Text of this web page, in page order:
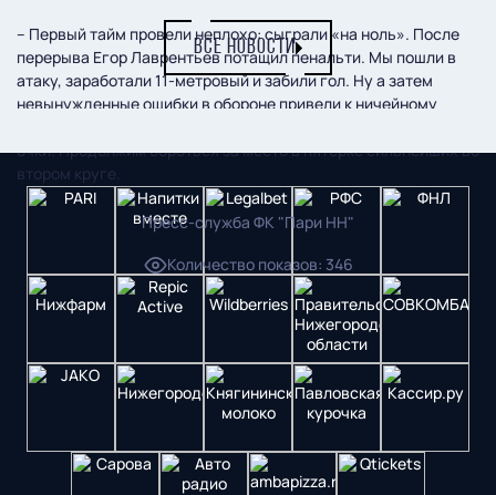
– Первый тайм провели неплохо: сыграли «на ноль». После
перерыва Егор Лаврентьев потащил пенальти. Мы пошли в
атаку, заработали 11-метровый и забили гол. Ну а затем
невынужденные ошибки в обороне привели к ничейному
очки. Продолжим бороться за место в пятерке сильнейших во
втором круге.
Пресс-служба ФК "Пари НН"
Количество показов: 346
ВСЕ НОВОСТИ